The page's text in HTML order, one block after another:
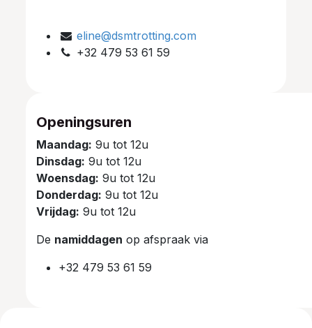
eline@dsmtrotting.com
+32 479 53 61 59
Openingsuren
Maandag: 9u tot 12u
Dinsdag: 9u tot 12u
Woensdag: 9u tot 12u
Donderdag: 9u tot 12u
Vrijdag: 9u tot 12u
De namiddagen op afspraak via
+32 479 53 61 59